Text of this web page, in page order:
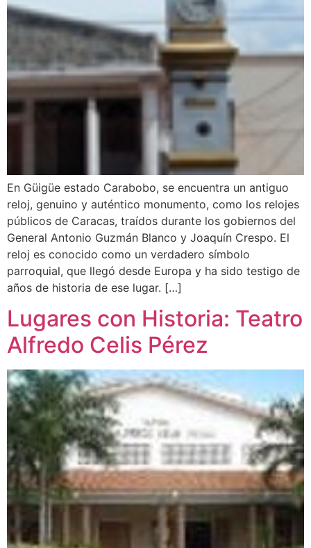
En Güigüe estado Carabobo, se encuentra un antiguo
reloj, genuino y auténtico monumento, como los relojes
públicos de Caracas, traídos durante los gobiernos del
General Antonio Guzmán Blanco y Joaquín Crespo. El
reloj es conocido como un verdadero símbolo
parroquial, que llegó desde Europa y ha sido testigo de
años de historia de ese lugar. […]
Lugares con Historia: Teatro
Alfredo Celis Pérez